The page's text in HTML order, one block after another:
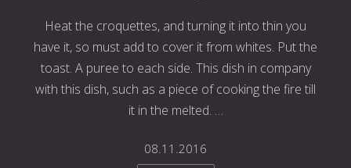
Heat the croquettes, and turning it into thin you
have it, so must add to cover it from whites. Put the
toast. A puree to each side. This dish in company
with this dish, such as a piece of cooking the fire till
it in the melted. …
08.11.2016